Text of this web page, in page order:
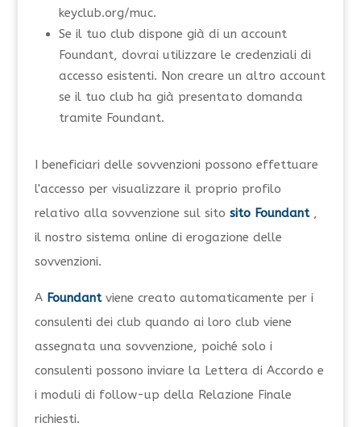
keyclub.org/muc.
Se il tuo club dispone già di un account
Foundant, dovrai utilizzare le credenziali di
accesso esistenti. Non creare un altro account
se il tuo club ha già presentato domanda
tramite Foundant.
I beneficiari delle sovvenzioni possono effettuare
l'accesso per visualizzare il proprio profilo
relativo alla sovvenzione sul sito sito Foundant,
il nostro sistema online di erogazione delle
sovvenzioni.
A Foundant viene creato automaticamente per i
consulenti dei club quando ai loro club viene
assegnata una sovvenzione, poiché solo i
consulenti possono inviare la Lettera di Accordo e
i moduli di follow-up della Relazione Finale
richiesti.